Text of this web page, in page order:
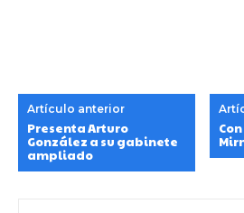
Artículo anterior
Presenta Arturo
González a su gabinete
ampliado